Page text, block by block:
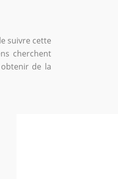
suivre cette
cherchent
de la